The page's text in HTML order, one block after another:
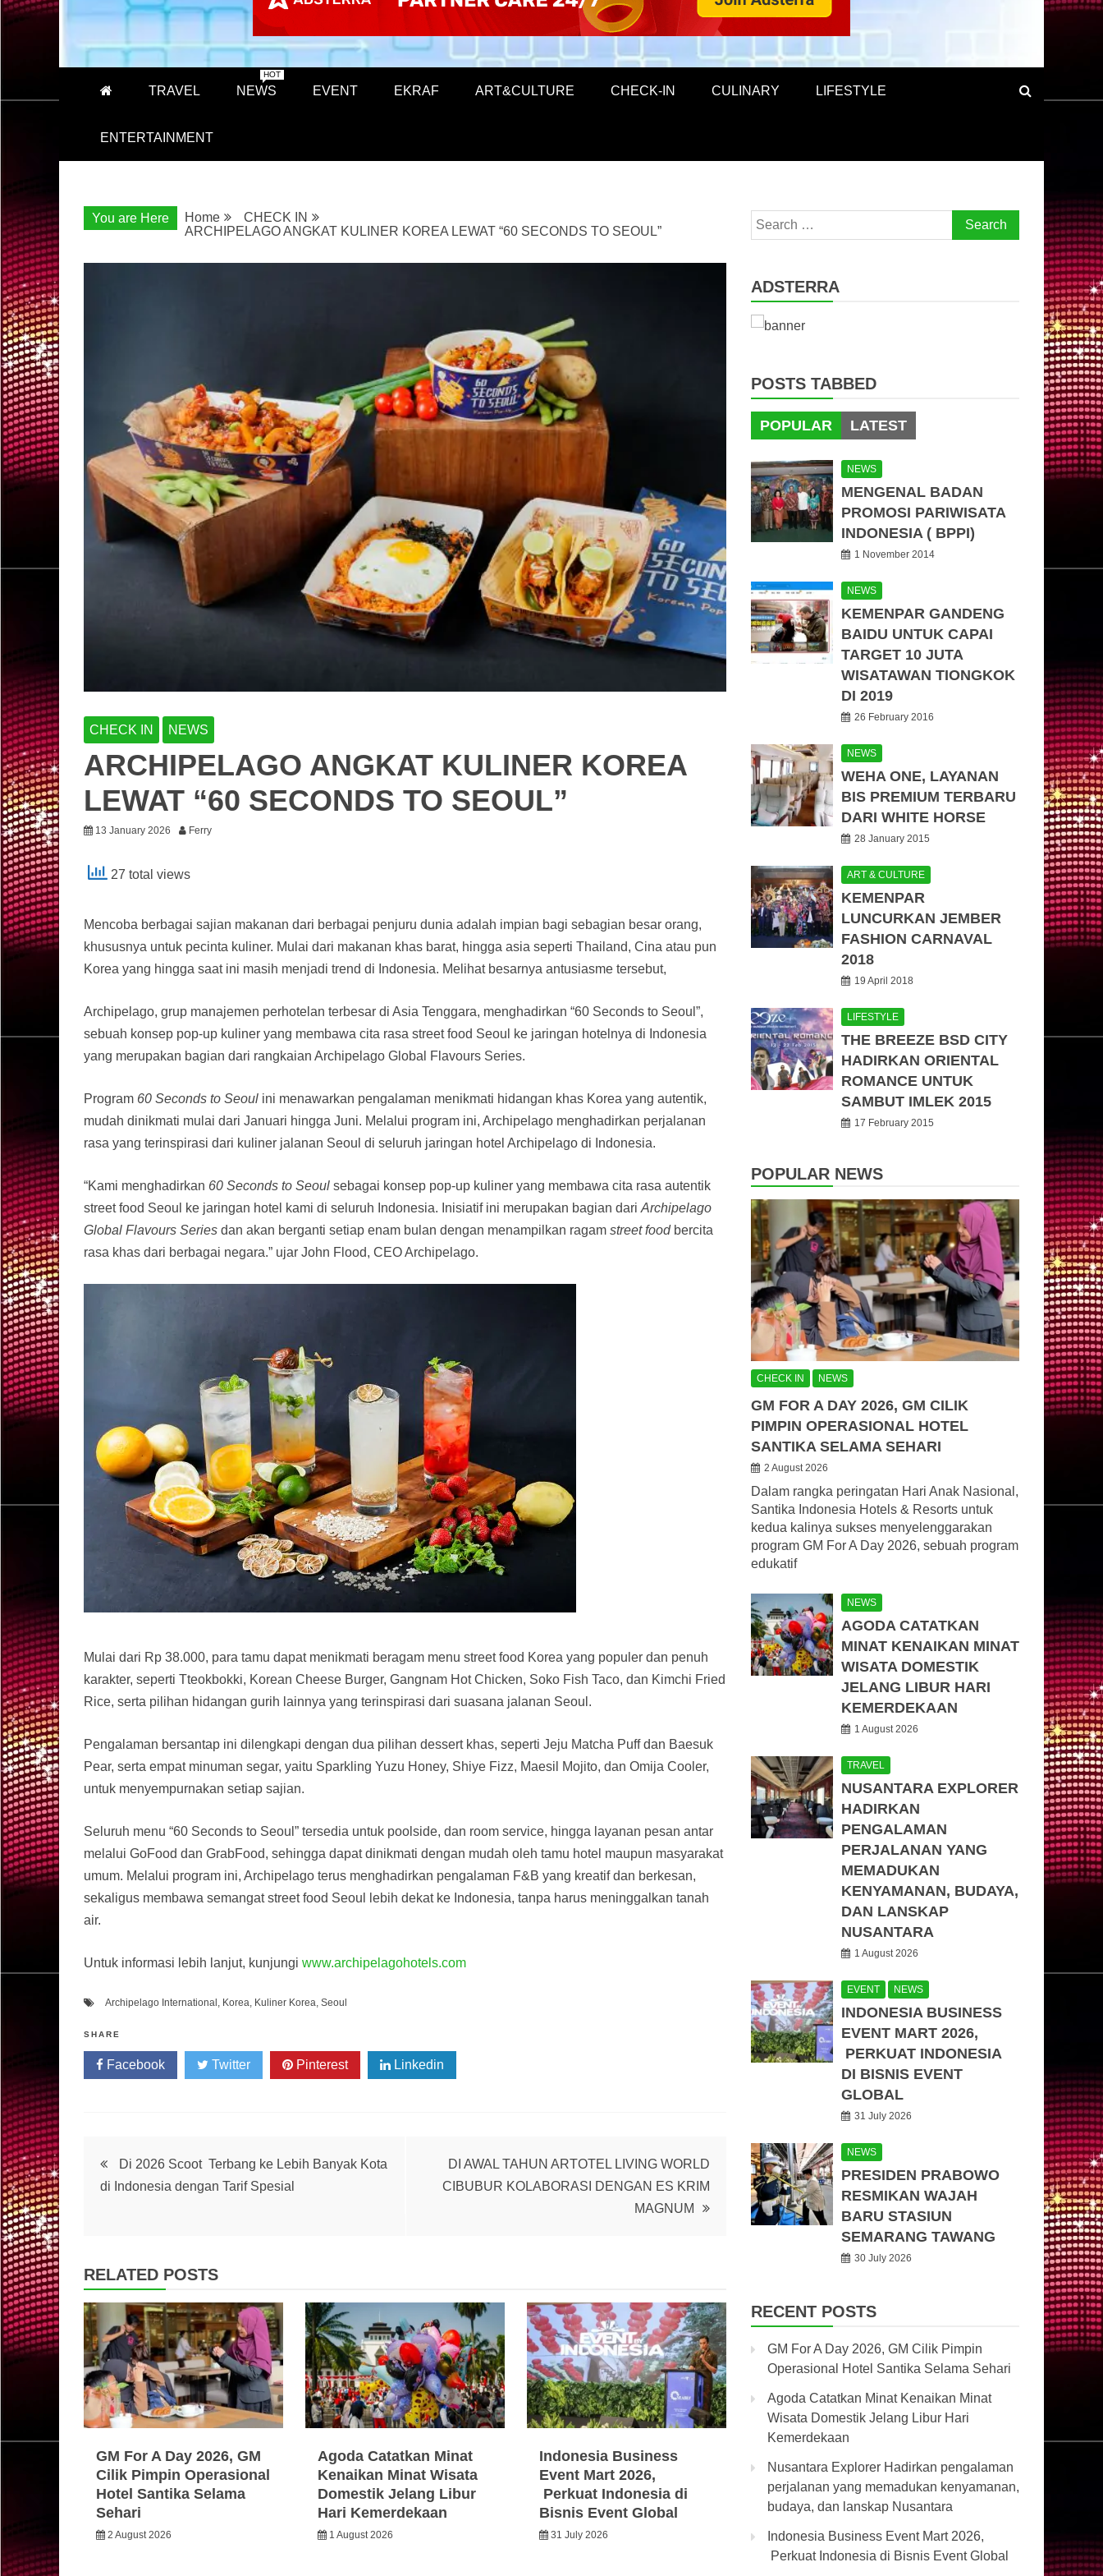
TRAVEL NEWS
HOT
EVENT EKRAF ART&CULTURE CHECK-IN CULINARY LIFESTYLE
ENTERTAINMENT
You are Here Home
CHECK IN
ARCHIPELAGO ANGKAT KULINER KOREA LEWAT “60 SECONDS TO SEOUL”
CHECK IN NEWS
ARCHIPELAGO ANGKAT KULINER KOREA
LEWAT “60 SECONDS TO SEOUL”
13 January 2026 Ferry
27 total views
Mencoba berbagai sajian makanan dari berbagai penjuru dunia adalah impian bagi sebagian besar orang,
khususnya untuk pecinta kuliner. Mulai dari makanan khas barat, hingga asia seperti Thailand, Cina atau pun
Korea yang hingga saat ini masih menjadi trend di Indonesia. Melihat besarnya antusiasme tersebut,
Archipelago, grup manajemen perhotelan terbesar di Asia Tenggara, menghadirkan “60 Seconds to Seoul”,
sebuah konsep pop-up kuliner yang membawa cita rasa street food Seoul ke jaringan hotelnya di Indonesia
yang merupakan bagian dari rangkaian Archipelago Global Flavours Series.
Program 60 Seconds to Seoul ini menawarkan pengalaman menikmati hidangan khas Korea yang autentik,
mudah dinikmati mulai dari Januari hingga Juni. Melalui program ini, Archipelago menghadirkan perjalanan
rasa yang terinspirasi dari kuliner jalanan Seoul di seluruh jaringan hotel Archipelago di Indonesia.
“Kami menghadirkan 60 Seconds to Seoul sebagai konsep pop-up kuliner yang membawa cita rasa autentik
street food Seoul ke jaringan hotel kami di seluruh Indonesia. Inisiatif ini merupakan bagian dari Archipelago
Global Flavours Series dan akan berganti setiap enam bulan dengan menampilkan ragam street foodbercita
rasa khas dari berbagai negara.” ujar John Flood, CEO Archipelago.
Mulai dari Rp 38.000, para tamu dapat menikmati beragam menu street food Korea yang populer dan penuh
karakter, seperti Tteokbokki, Korean Cheese Burger, Gangnam Hot Chicken, Soko Fish Taco, dan Kimchi Fried
Rice, serta pilihan hidangan gurih lainnya yang terinspirasi dari suasana jalanan Seoul.
Pengalaman bersantap ini dilengkapi dengan dua pilihan dessert khas, seperti Jeju Matcha Puff dan Baesuk
Pear, serta empat minuman segar, yaitu Sparkling Yuzu Honey, Shiye Fizz, Maesil Mojito, dan Omija Cooler,
untuk menyempurnakan setiap sajian.
Seluruh menu “60 Seconds to Seoul” tersedia untuk poolside, dan room service, hingga layanan pesan antar
melalui GoFood dan GrabFood, sehingga dapat dinikmati dengan mudah oleh tamu hotel maupun masyarakat
umum. Melalui program ini, Archipelago terus menghadirkan pengalaman F&B yang kreatif dan berkesan,
sekaligus membawa semangat street food Seoul lebih dekat ke Indonesia, tanpa harus meninggalkan tanah
air.
Untuk informasi lebih lanjut, kunjungi www.archipelagohotels.com
Archipelago International , Korea, Kuliner Korea, Seoul
SHARE
Facebook Twitter Pinterest Linkedin
Post
navigation
Di 2026 Scoot Terbang ke Lebih Banyak Kota
di Indonesia dengan Tarif Spesial
DI AWAL TAHUN ARTOTEL LIVING WORLD
CIBUBUR KOLABORASI DENGAN ES KRIM
MAGNUM
RELATED POSTS
GM For A Day 2026, GM
Cilik Pimpin Operasional
Hotel Santika Selama
Sehari
2 August 2026
Agoda Catatkan Minat
Kenaikan Minat Wisata
Domestik Jelang Libur
Hari Kemerdekaan
1 August 2026
Indonesia Business
Event Mart 2026,
Perkuat Indonesia di
Bisnis Event Global
31 July 2026
Search
for:
ADSTERRA
POSTS TABBED
POPULAR LATEST
NEWS
MENGENAL BADAN
PROMOSI PARIWISATA
INDONESIA ( BPPI)
1 November 2014
NEWS
KEMENPAR GANDENG
BAIDU UNTUK CAPAI
TARGET 10 JUTA
WISATAWAN TIONGKOK
DI 2019
26 February 2016
NEWS
WEHA ONE, LAYANAN
BIS PREMIUM TERBARU
DARI WHITE HORSE
28 January 2015
ART & CULTURE
KEMENPAR
LUNCURKAN JEMBER
FASHION CARNAVAL
2018
19 April 2018
LIFESTYLE
THE BREEZE BSD CITY
HADIRKAN ORIENTAL
ROMANCE UNTUK
SAMBUT IMLEK 2015
17 February 2015
POPULAR NEWS
CHECK IN NEWS
GM FOR A DAY 2026, GM CILIK
PIMPIN OPERASIONAL HOTEL
SANTIKA SELAMA SEHARI
2 August 2026
Dalam rangka peringatan Hari Anak Nasional,
Santika Indonesia Hotels & Resorts untuk
kedua kalinya sukses menyelenggarakan
program GM For A Day 2026, sebuah program
edukatif
NEWS
AGODA CATATKAN
MINAT KENAIKAN MINAT
WISATA DOMESTIK
JELANG LIBUR HARI
KEMERDEKAAN
1 August 2026
TRAVEL
NUSANTARA EXPLORER
HADIRKAN
PENGALAMAN
PERJALANAN YANG
MEMADUKAN
KENYAMANAN, BUDAYA,
DAN LANSKAP
NUSANTARA
1 August 2026
EVENT NEWS
INDONESIA BUSINESS
EVENT MART 2026,
PERKUAT INDONESIA
DI BISNIS EVENT
GLOBAL
31 July 2026
NEWS
PRESIDEN PRABOWO
RESMIKAN WAJAH
BARU STASIUN
SEMARANG TAWANG
30 July 2026
RECENT POSTS
GM For A Day 2026, GM Cilik Pimpin
Operasional Hotel Santika Selama Sehari
Agoda Catatkan Minat Kenaikan Minat
Wisata Domestik Jelang Libur Hari
Kemerdekaan
Nusantara Explorer Hadirkan pengalaman
perjalanan yang memadukan kenyamanan,
budaya, dan lanskap Nusantara
Indonesia Business Event Mart 2026,
Perkuat Indonesia di Bisnis Event Global